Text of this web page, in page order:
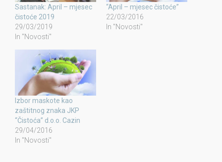
Sastanak: April – mjesec
čistoće 2019
29/03/2019
In "Novosti"
“April – mjesec čistoće”
22/03/2016
In "Novosti"
Izbor maskote kao
zaštitnog znaka JKP
“Čistoća” d.o.o. Cazin
29/04/2016
In "Novosti"